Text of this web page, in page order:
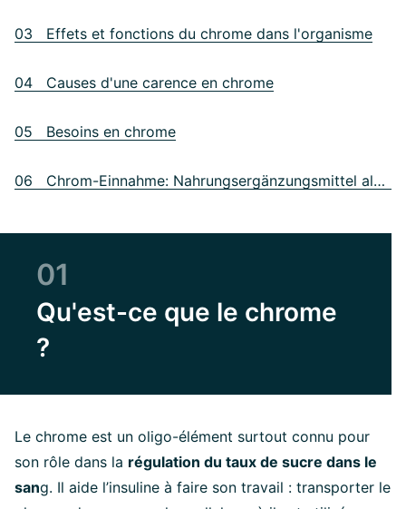
03 Effets et fonctions du chrome dans l'organisme
04 Causes d'une carence en chrome
05 Besoins en chrome
06 Chrom-Einnahme: Nahrungsergänzungsmittel als Lösung?
01
Qu'est-ce que le chrome
?
Le chrome est un oligo-élément surtout connu pour
son rôle dans la régulation du taux de sucre dans le
sang. Il aide l’insuline à faire son travail : transporter le